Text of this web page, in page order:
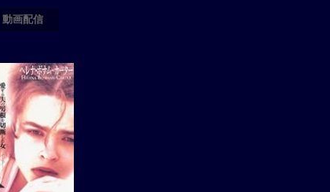
動画配信